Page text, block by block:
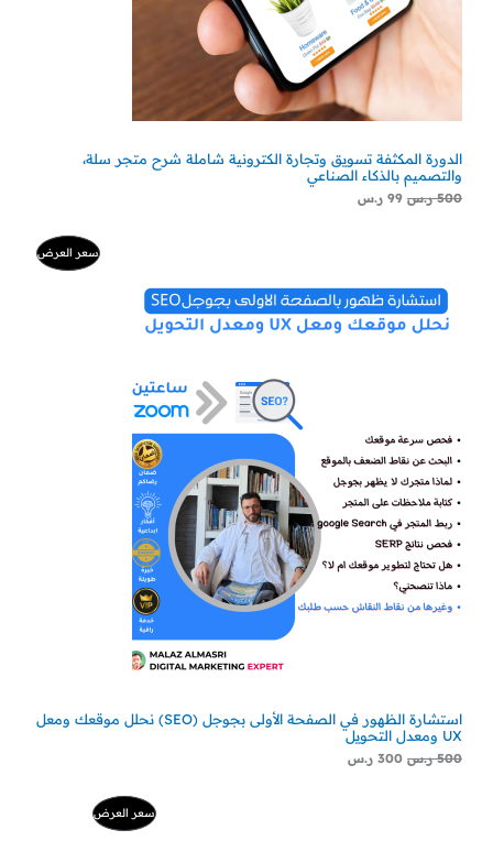
الدورة المكثفة تسويق وتجارة الكترونية شاملة شرح متجر سلة،
والتصميم بالذكاء الصناعي
500 ر.س 99 ر.س
سعر العرضمنتج
استشارة الظهور في الصفحة الأولى بجوجل (SEO) نحلل موقعك ومعل
UX ومعدل التحويل
500 ر.س
500 ر.س.
300 ر.س
300 ر.س.
سعر العرضمنتج